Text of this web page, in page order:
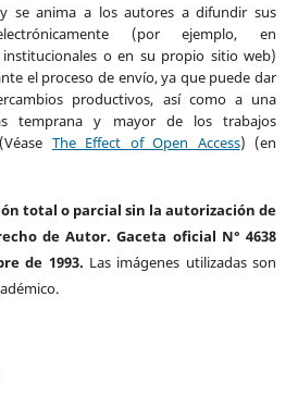
se anima a los autores a difundir sus
(por ejemplo, en
institucionales o en su propio sitio web)
el proceso de envío, ya que puede dar
productivos, así como a una
temprana y mayor de los trabajos
The Effect of Open Access) (en
total o parcial sin la autorización de
de Autor. Gaceta oficial N° 4638
de 1993. Las imágenes utilizadas son